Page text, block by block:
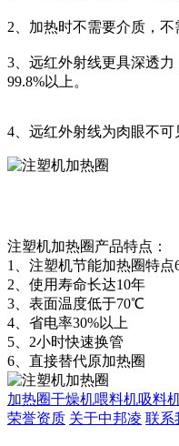
2、加热时不需要介质，不
3、远红外射线更具深透
99.8%以上。
4、远红外射线为肉眼不可
注塑机加热圈产品特点：
1、注塑机节能加热圈特点
2、使用寿命长达10年
3、表面温度低于70℃
4、省电率30%以上
5、2小时快速换管
6、直接替代原加热圈
加热圈干燥机喂料机吸料
荣誉资质 关于中邦凌 联系